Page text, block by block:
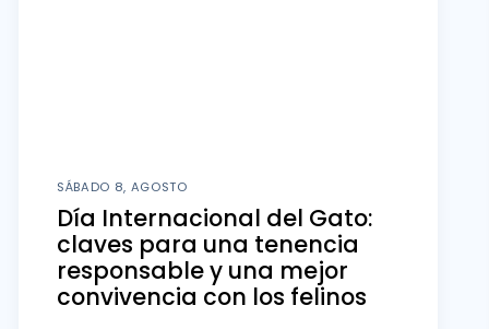
SÁBADO 8, AGOSTO
Día Internacional del Gato:
claves para una tenencia
responsable y una mejor
convivencia con los felinos